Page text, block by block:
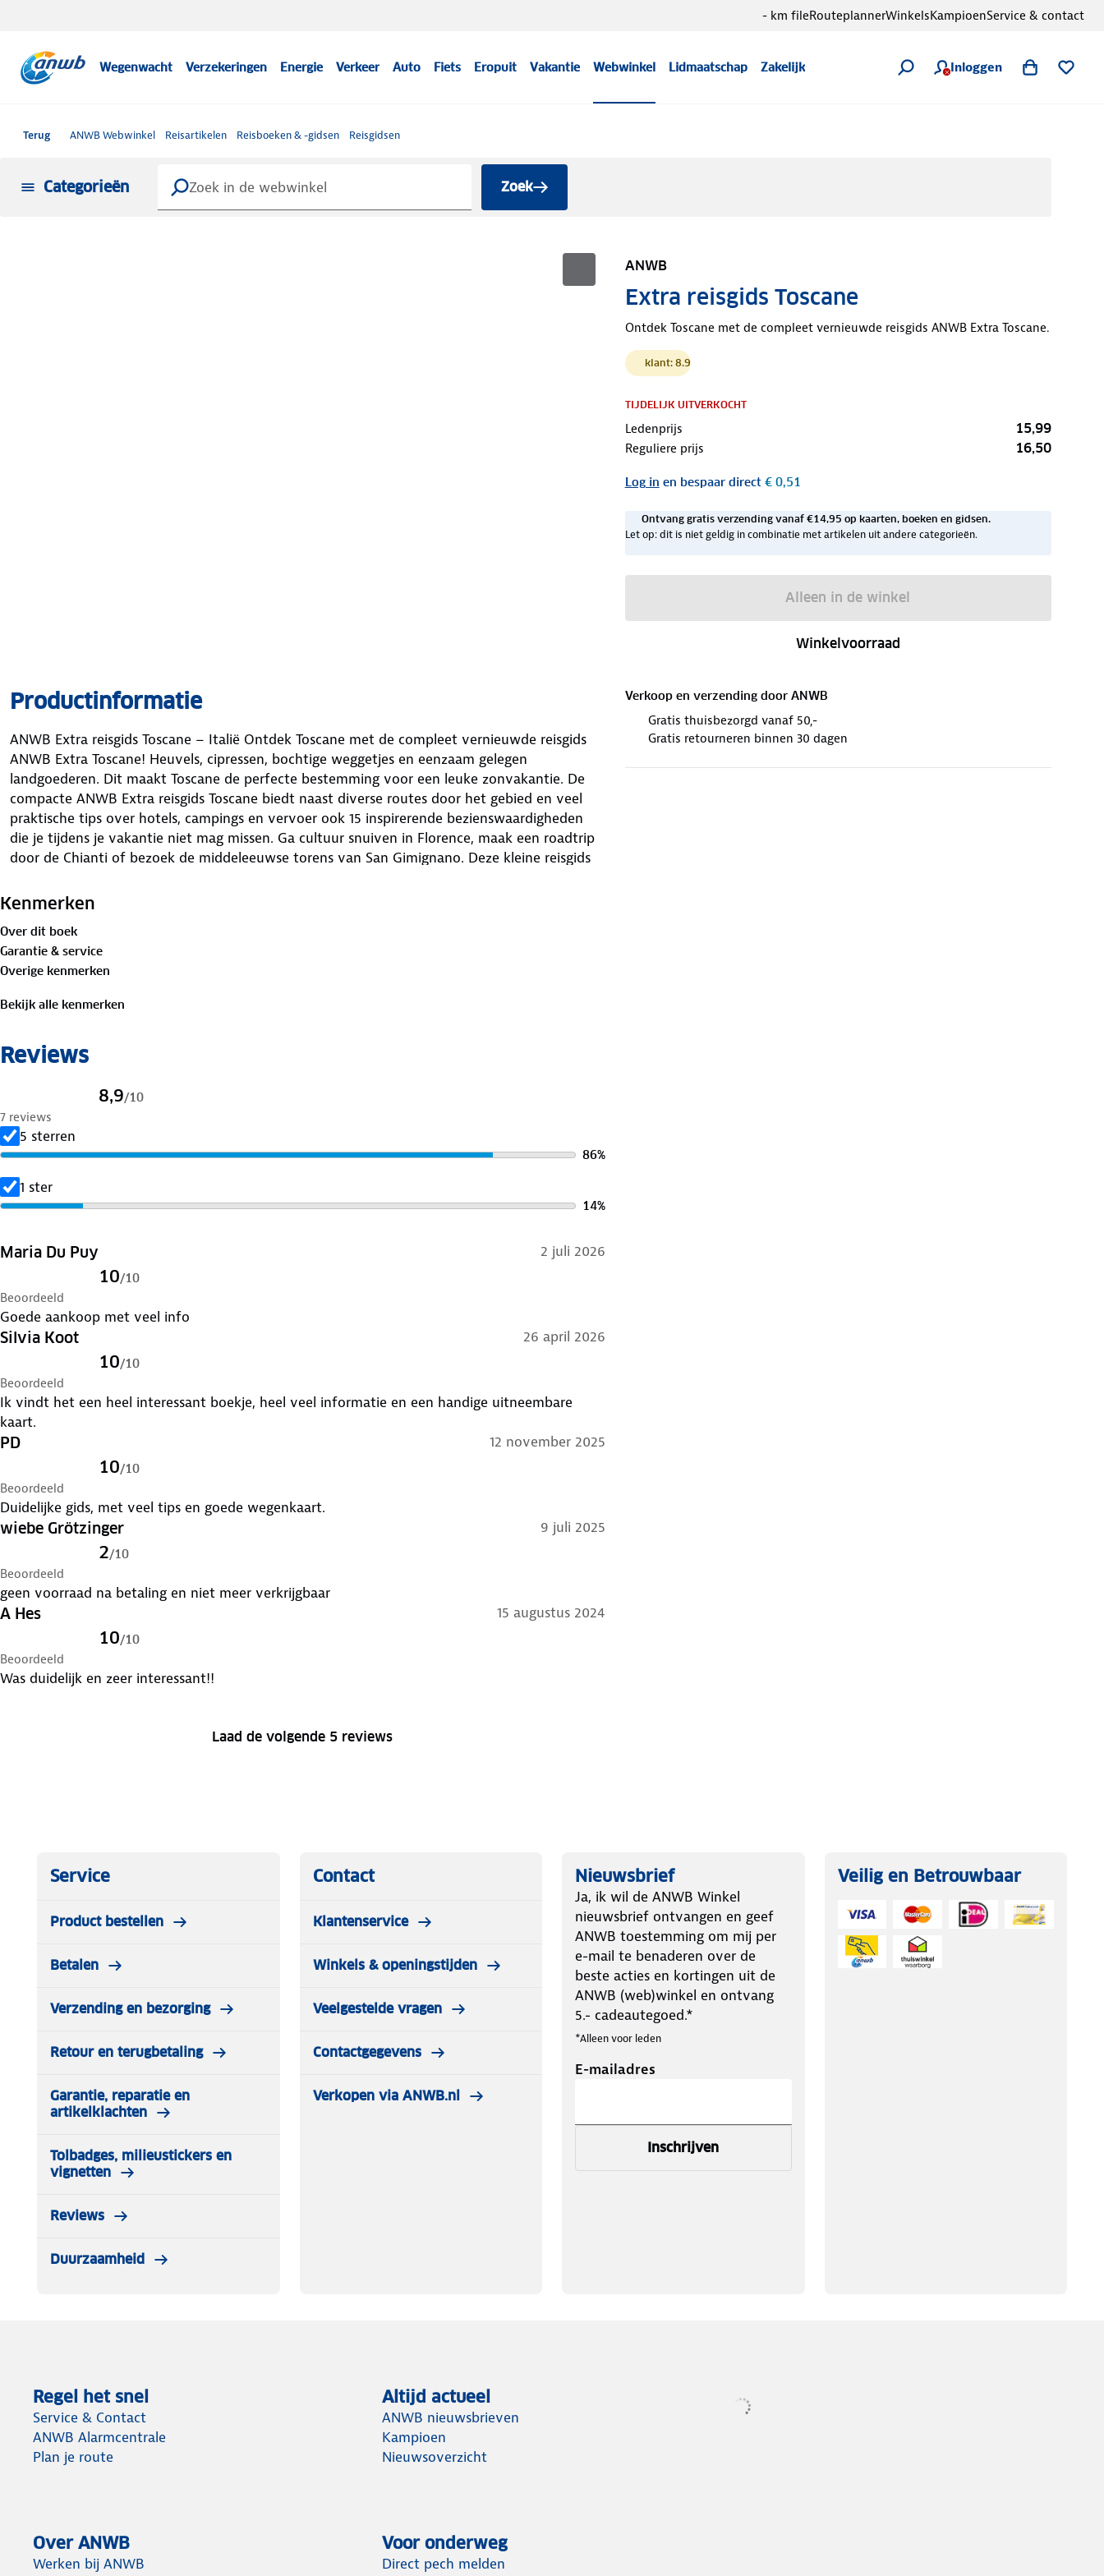
Wegenwacht Verzekeringen Energie Verkeer Auto Fiets Eropuit Vakantie Webwinkel Lidmaatschap Zakelijk Inloggen
- km fileRouteplannerWinkelsKampioenService & contact
Terug ANWB Webwinkel Reisartikelen Reisboeken & -gidsen Reisgidsen
Categorieën Zoek
ANWB
Extra reisgids Toscane
Ontdek Toscane met de compleet vernieuwde reisgids ANWB Extra Toscane.
klant: 8.9
TIJDELIJK UITVERKOCHT
Ledenprijs 15,99
Reguliere prijs 16,50
Log in en bespaar direct€ 0,51
Ontvang gratis verzending vanaf €14,95 op kaarten, boeken en gidsen.
Let op: dit is niet geldig in combinatie met artikelen uit andere categorieën.
Alleen in de winkel
Winkelvoorraad
Verkoop en verzending door ANWB
Gratis thuisbezorgd vanaf 50,-
Gratis retourneren binnen 30 dagen
Productinformatie
ANWB Extra reisgids Toscane – Italië Ontdek Toscane met de compleet vernieuwde reisgids
ANWB Extra Toscane! Heuvels, cipressen, bochtige weggetjes en eenzaam gelegen
landgoederen. Dit maakt Toscane de perfecte bestemming voor een leuke zonvakantie. De
compacte ANWB Extra reisgids Toscane biedt naast diverse routes door het gebied en veel
praktische tips over hotels, campings en vervoer ook 15 inspirerende bezienswaardigheden
die je tijdens je vakantie niet mag missen. Ga cultuur snuiven in Florence, maak een roadtrip
door de Chianti of bezoek de middeleeuwse torens van San Gimignano. Deze kleine reisgids
tips voor winkelen, eten en drinken en uitgaan. ANWB Extra is de succesvolste reisgidsenserie
titels, biedt deze serie een reisgids voor nagenoeg iedere denkbare bestemming.
Kenmerken
Over dit boek
Garantie & service
Overige kenmerken
Bekijk alle kenmerken
Reviews
8,9/10
7 reviews
5 sterren
86%
1 ster
14%
Maria Du Puy 2 juli 2026
10/10
Beoordeeld
Goede aankoop met veel info
Silvia Koot 26 april 2026
10/10
Beoordeeld
Ik vindt het een heel interessant boekje, heel veel informatie en een handige uitneembare
kaart.
PD 12 november 2025
10/10
Beoordeeld
Duidelijke gids, met veel tips en goede wegenkaart.
wiebe Grötzinger 9 juli 2025
2/10
Beoordeeld
geen voorraad na betaling en niet meer verkrijgbaar
A Hes 15 augustus 2024
10/10
Beoordeeld
Was duidelijk en zeer interessant!!
Laad de volgende 5 reviews
Service
Product bestellen
Betalen
Verzending en bezorging
Retour en terugbetaling
Garantie, reparatie en
artikelklachten
Tolbadges, milieustickers en
vignetten
Reviews
Duurzaamheid
Contact
Klantenservice
Winkels & openingstijden
Veelgestelde vragen
Contactgegevens
Verkopen via ANWB.nl
Nieuwsbrief
Ja, ik wil de ANWB Winkel
nieuwsbrief ontvangen en geef
ANWB toestemming om mij per
e-mail te benaderen over de
beste acties en kortingen uit de
ANWB (web)winkel en ontvang
5.- cadeautegoed.*
*Alleen voor leden
E-mailadres
Inschrijven
Veilig en Betrouwbaar
Regel het snel
Service & Contact
ANWB Alarmcentrale
Plan je route
Altijd actueel
ANWB nieuwsbrieven
Kampioen
Nieuwsoverzicht
Over ANWB
Werken bij ANWB
Voor onderweg
Direct pech melden